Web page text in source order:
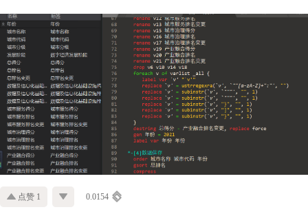
点赞 1 0.0154